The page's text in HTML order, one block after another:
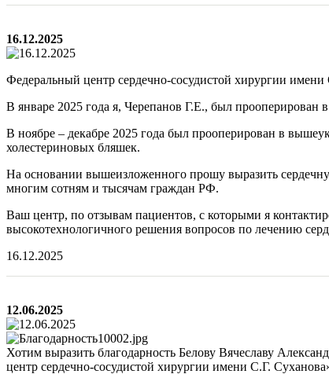
16.12.2025
Федеральный центр сердечно-сосудистой хирургии имени
В январе 2025 года я, Черепанов Г.Е., был
В ноябре – декабре 2025 года был прооперирован в
холестериновых бляшек.
На основании вышеизложенного прошу выразить
многим сотням и тысячам граждан РФ.
Ваш центр, по отзывам пациентов, с которыми я
высокотехнологичного решения вопросов по лечению
16.12.2025
12.06.2025
Хотим выразить благодарность Белову Вячеславу
центр сердечно-сосудистой хирургии имени С.Г.